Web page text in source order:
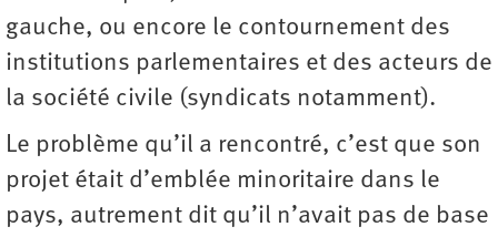
gauche, ou encore le contournement des
institutions parlementaires et des acteurs de
la société civile (syndicats notamment).
Le problème qu’il a rencontré, c’est que son
projet était d’emblée minoritaire dans le
pays, autrement dit qu’il n’avait pas de base